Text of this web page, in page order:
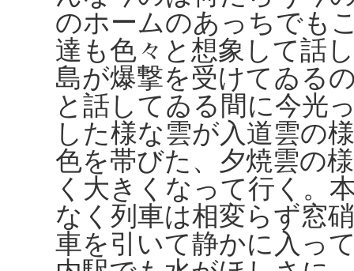
のホームのあっちでも
達も色々と想象して話
島が爆撃を受けてゐる
と話してゐる間に今光
した様な雲が入道雲の
色を帯びた、夕焼雲の
く大きくなって行く。
なく列車は相変らず窓
車を引いて静かに入っ